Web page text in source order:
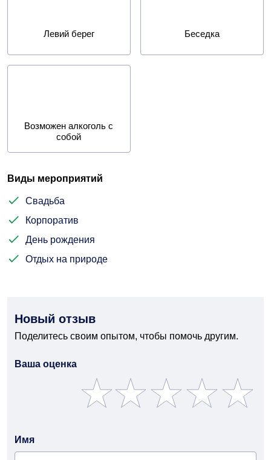
Левий берег Беседка
Возможен алкоголь с
собой
Виды мероприятий
Свадьба
Корпоратив
День рождения
Отдых на природе
Новый отзыв
Поделитесь своим опытом, чтобы помочь другим.
Ваша оценка
Имя